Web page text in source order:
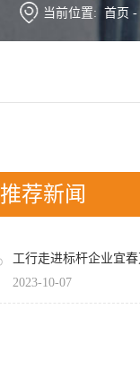
当前位置: 首页 -
推荐新闻
2023-10-07